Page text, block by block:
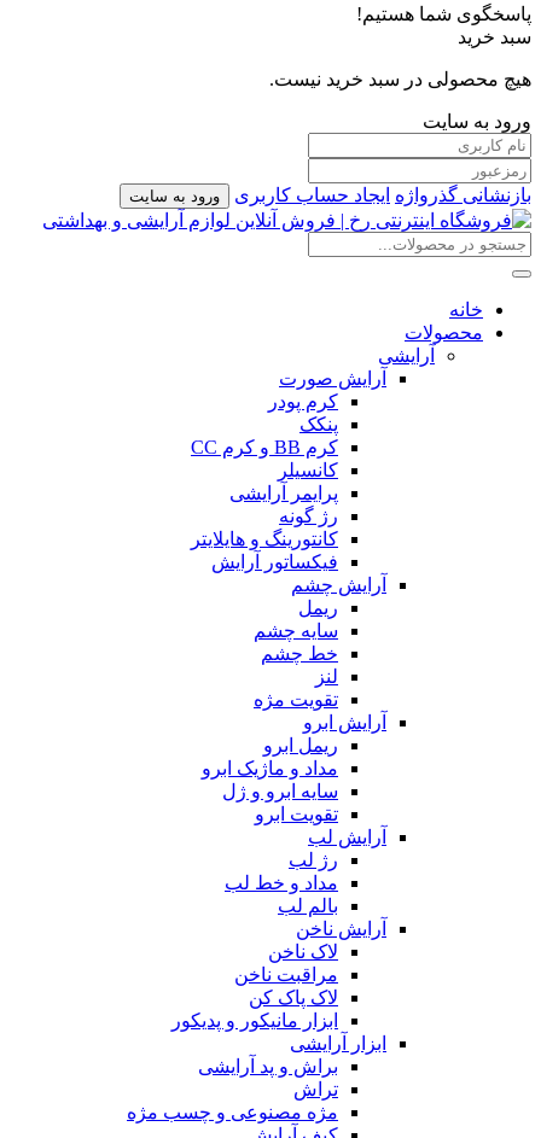
پاسخگوی شما هستیم!
سبد خرید
هیچ محصولی در سبد خرید نیست.
ورود به سایت
بازنشانی گذرواژه ایجاد حساب کاربری ورود به سایت
خانه
محصولات
آرایشی
آرایش صورت
کرم پودر
پنکک
کرم BB و کرم CC
کانسیلر
پرایمر آرایشی
رژ گونه
کانتورینگ و هایلایتر
فیکساتور آرایش
آرایش چشم
ریمل
سایه چشم
خط چشم
لنز
تقویت مژه
آرایش ابرو
ریمل ابرو
مداد و ماژیک ابرو
سایه ابرو و ژل
تقویت ابرو
آرایش لب
رژ لب
مداد و خط لب
بالم لب
آرایش ناخن
لاک ناخن
مراقبت ناخن
لاک پاک کن
ابزار مانیکور و پدیکور
ابزار آرایشی
براش و پد آرایشی
تراش
مژه مصنوعی و چسب مژه